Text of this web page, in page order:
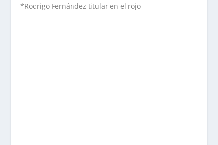
*Rodrigo Fernández titular en el rojo